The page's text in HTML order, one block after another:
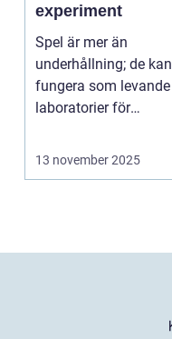
experiment
Spel är mer än
underhållning; de kan
fungera som levande
laboratorier för
13 november 2025